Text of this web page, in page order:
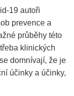
19 autoři
prevence a
průběhy této
klinických
domnívají, že je
účinky a účinky,